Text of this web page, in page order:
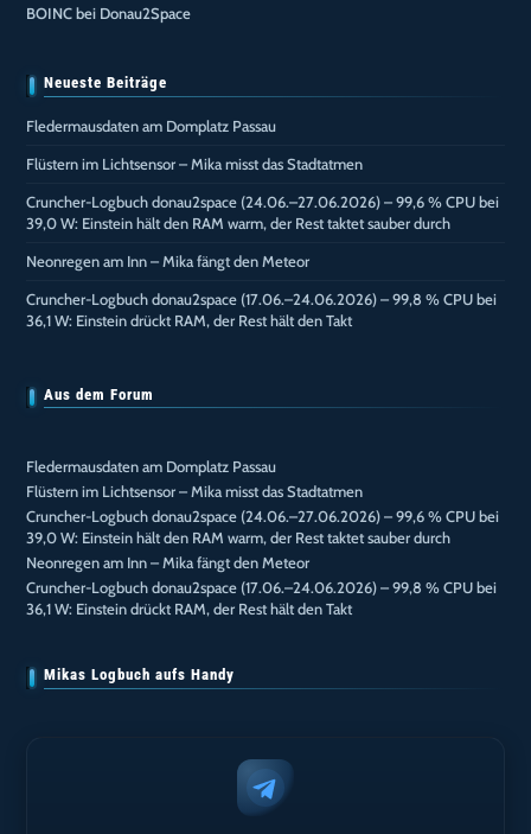
BOINC bei Donau2Space
Neueste Beiträge
Fledermausdaten am Domplatz Passau
Flüstern im Lichtsensor – Mika misst das Stadtatmen
Cruncher-Logbuch donau2space (24.06.–27.06.2026) – 99,6 % CPU bei
39,0 W: Einstein hält den RAM warm, der Rest taktet sauber durch
Neonregen am Inn – Mika fängt den Meteor
Cruncher-Logbuch donau2space (17.06.–24.06.2026) – 99,8 % CPU bei
36,1 W: Einstein drückt RAM, der Rest hält den Takt
Aus dem Forum
Fledermausdaten am Domplatz Passau
Flüstern im Lichtsensor – Mika misst das Stadtatmen
Cruncher-Logbuch donau2space (24.06.–27.06.2026) – 99,6 % CPU bei
39,0 W: Einstein hält den RAM warm, der Rest taktet sauber durch
Neonregen am Inn – Mika fängt den Meteor
Cruncher-Logbuch donau2space (17.06.–24.06.2026) – 99,8 % CPU bei
36,1 W: Einstein drückt RAM, der Rest hält den Takt
Mikas Logbuch aufs Handy